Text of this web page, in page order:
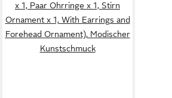
x 1, Paar Ohrringe x 1, Stirn
Ornament x 1, With Earrings and
Forehead Ornament), Modischer
Kunstschmuck